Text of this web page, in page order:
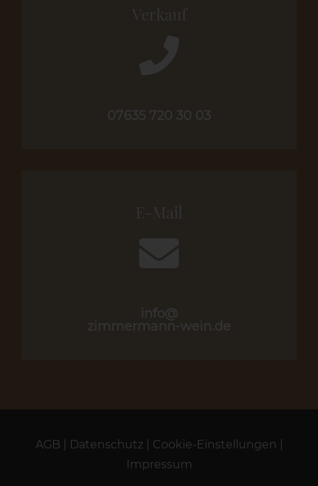
Verkauf
07635 720 30 03
E-Mail
info@
zimmermann-wein.de
AGB Datenschutz Cookie-Einstellungen
Impressum